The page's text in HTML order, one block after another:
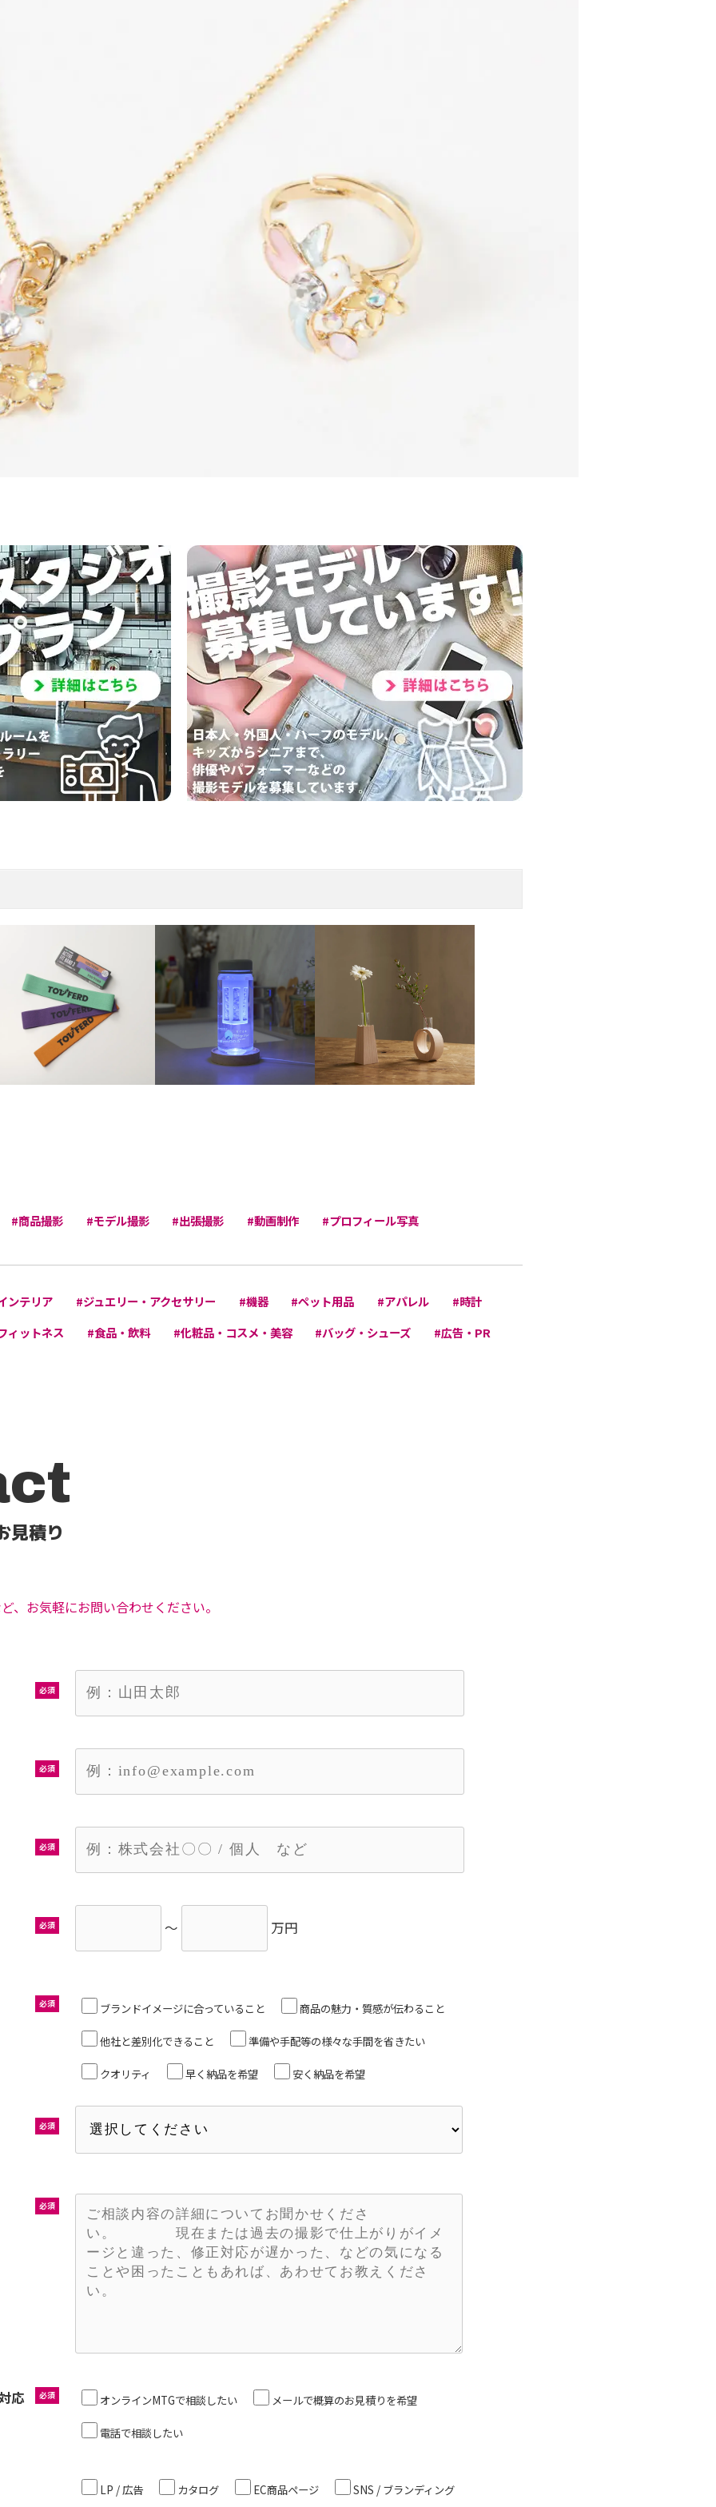
#商品撮影 #モデル撮影 #出張撮影 #動画制作 #プロフィール写真
ンテリア #ジュエリー・アクセサリー #機器 #ペット用品 #アパレル
#時計
ィットネス
#食品・飲料 #化粧品・コスメ・美容 #バッグ・シューズ #広告・PR
見積り
、お気軽にお問い合わせください。
必須
必須
必須
必須 ～ 万円
必須 ブランドイメージに合っていること 商品の魅力・質感が伝わること
他社と差別化できること 準備や手配等の様々な手間を省きたい
クオリティ 早く納品を希望 安く納品を希望
必須
必須
必須
応 オンラインMTGで相談したい メールで概算のお見積りを希望
電話で相談したい
LP / 広告 カタログ EC商品ページ SNS / ブランディング